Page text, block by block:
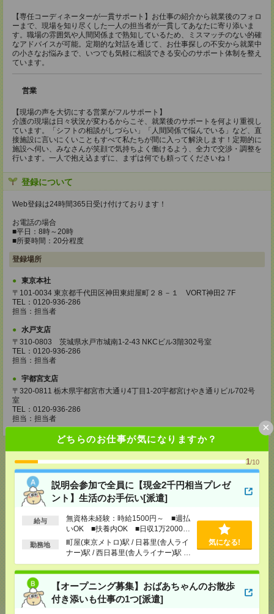
どちらのお仕事が気になりますか？
1/10
説明会参加で全員に【現金2千円相当プレゼ
ント】生活のお手伝い[派遣]
給与
無資格未経験：時給1500円～ ■週払
いOK ■扶養内OK ■日収1万2000円
以上
勤務地
町屋(東京メトロ)駅 / 日暮里(舎人ライ
ナー)駅 / 西日暮里(舎人ライナー)駅 /
…
気になる!
【オープニング募集】おばあちゃんのお散歩
付き添いも仕事の1つ[派遣]
×
【専任コーディネーターが一貫サポート】お仕事の紹介から就業後のフォロ
ーまで、現場を知り尽くした一人の担当者が一貫してあなたに寄り添いま
す。職場の雰囲気や人間関係まで熟知しているため、ミスマッチのない的確
なアドバイスが可能。定期的な対話を通じて、お仕事探しの不安から就業中
の小さなお悩みまで、いつでも気軽に相談できる安心のサポート体制を整え
ています。
営業
【現場の声を大切にする営業がフルサポート】
介護の現場は日々状況が変わるからこそ、就業後のサポートを何より重視し
ています。「シフトの相談がしづらい」「人間関係で悩んでいる」など、直
接施設に言いにくいこともすべて私たちが間に入って解決します！定期的に
施設へ伺い、みなさんが笑顔で気持ちよく働けるよう、全力で交渉・調整を
行います。一人で抱え込まずに、まずは何でも頼ってくださいね！
登録について
Web登録は24時間365日受け付けております！
お電話の場合
■平日：8時～20時
■所要時間：20分程度
登録場所
東京本社
〒101-0034 東京都千代田区神田東紺屋町２８－１ VORT神田2 7F
TEL：0120-936-286
担当：担当者
水戸支店
〒310-0803 茨城県水戸市城南1-2-43 NKCビル3階302号室
TEL：0120-936-286
担当：担当者
宇都宮支店
〒320-0811 栃木県宇都宮市大通り4丁目1-20宇都宮けやき通りビル702号
室
TEL：0120-936-286
担当：担当者
応募ページへ
気になる！ 電話応募
メールで送る LINEで送る